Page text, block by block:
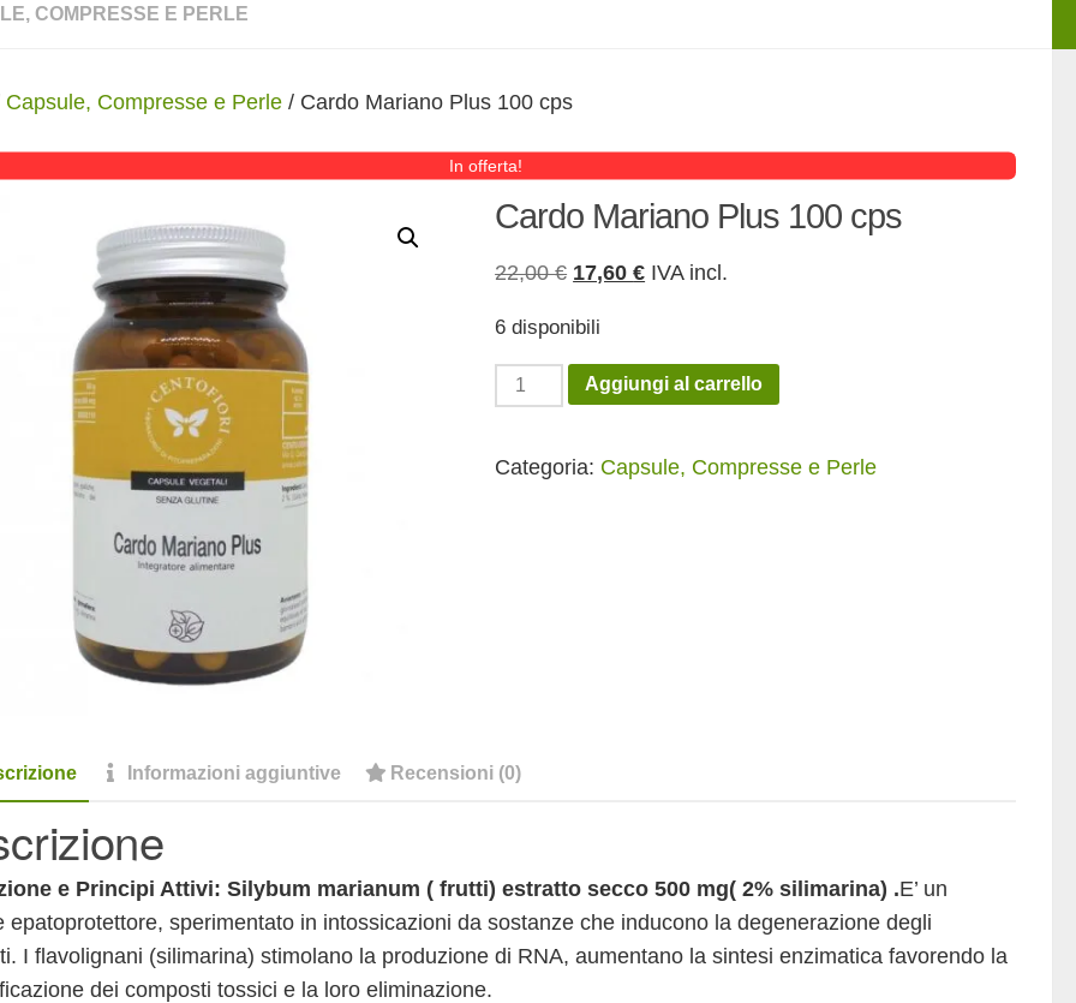
COMPRESSE E PERLE
Capsule, Compresse e Perle / Cardo Mariano Plus 100 cps
In offerta!
Cardo Mariano Plus 100 cps
22,00€ Il
originale
era:
22,00 €.
17,60€Il
è:
17,60 €.
IVA incl.
6 disponibili
Cardo
Mariano
100
Aggiungi al carrello
Categoria: Capsule, Compresse e Perle
Informazioni aggiuntive Recensioni (0)
e Principi Attivi: Silybum marianum ( frutti) estratto secco 500 mg( 2% silimarina) .E’ un
epatoprotettore, sperimentato in intossicazioni da sostanze che inducono la degenerazione degli
I flavolignani (silimarina) stimolano la produzione di RNA, aumentano la sintesi enzimatica favorendo la
dei composti tossici e la loro eliminazione.